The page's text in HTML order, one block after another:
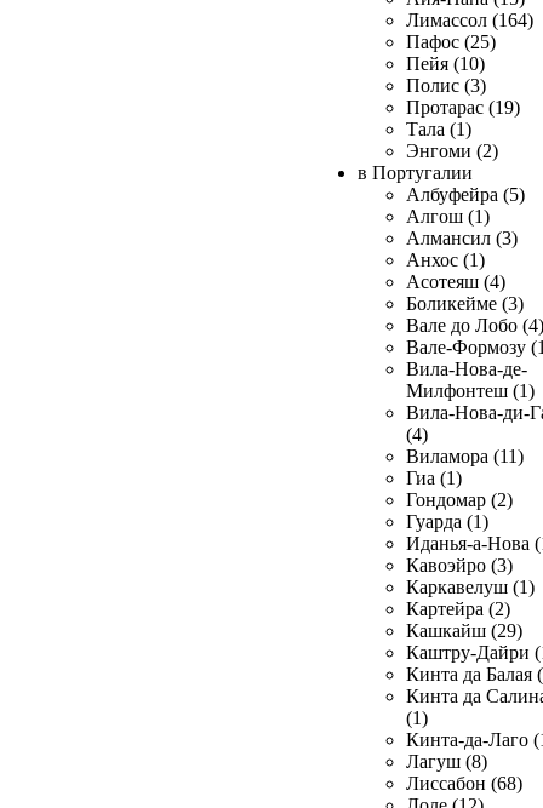
Лимассол (164)
Пафос (25)
Пейя (10)
Полис (3)
Протарас (19)
Тала (1)
Энгоми (2)
в Португалии
Албуфейра (5)
Алгош (1)
Алмансил (3)
Анхос (1)
Асотеяш (4)
Боликейме (3)
Вале до Лобо (4)
Вале-Формозу
Вила-Нова-де-
Милфонтеш (1)
Вила-Нова-ди-
(4)
Виламора (11)
Гиа (1)
Гондомар (2)
Гуарда (1)
Иданья-а-Нова
Кавоэйро (3)
Каркавелуш (1)
Картейра (2)
Кашкайш (29)
Каштру-Дайри
Кинта да Балая
Кинта да
(1)
Кинта-да-Лаго
Лагуш (8)
Лиссабон (68)